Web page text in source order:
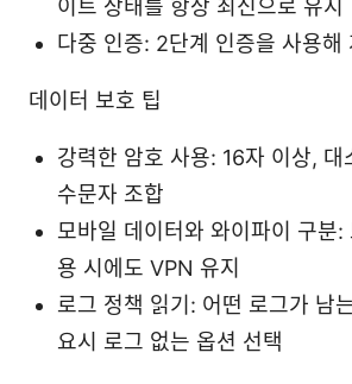
이트 상태를 항상 최신으로 유지
다중 인증: 2단계 인증을 사용해
데이터 보호 팁
강력한 암호 사용: 16자 이상,
수문자 조합
모바일 데이터와 와이파이 구분:
용 시에도 VPN 유지
로그 정책 읽기: 어떤 로그가 남
요시 로그 없는 옵션 선택